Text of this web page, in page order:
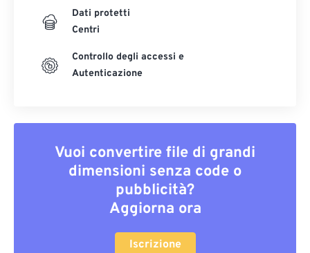
Dati protetti
Centri
Controllo degli accessi e
Autenticazione
Vuoi convertire file di grandi
dimensioni senza code o
pubblicità?
Aggiorna ora
Iscrizione